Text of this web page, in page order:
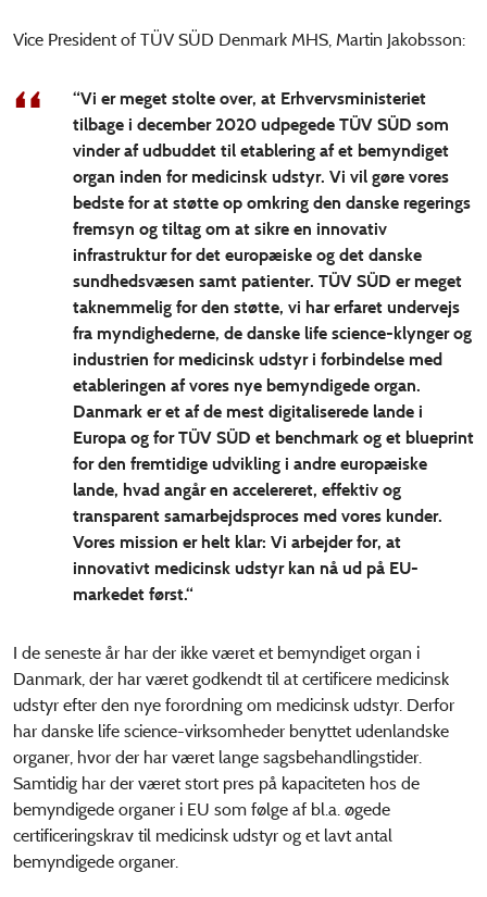
Vice President of TÜV SÜD Denmark MHS, Martin Jakobsson:
“Vi er meget stolte over, at Erhvervsministeriet
tilbage i december 2020 udpegede TÜV SÜD som
vinder af udbuddet til etablering af et bemyndiget
organ inden for medicinsk udstyr. Vi vil gøre vores
bedste for at støtte op omkring den danske regerings
fremsyn og tiltag om at sikre en innovativ
infrastruktur for det europæiske og det danske
sundhedsvæsen samt patienter. TÜV SÜD er meget
taknemmelig for den støtte, vi har erfaret undervejs
fra myndighederne, de danske life science-klynger og
industrien for medicinsk udstyr i forbindelse med
etableringen af vores nye bemyndigede organ.
Danmark er et af de mest digitaliserede lande i
Europa og for TÜV SÜD et benchmark og et blueprint
for den fremtidige udvikling i andre europæiske
lande, hvad angår en accelereret, effektiv og
transparent samarbejdsproces med vores kunder.
Vores mission er helt klar: Vi arbejder for, at
innovativt medicinsk udstyr kan nå ud på EU-
markedet først.“
I de seneste år har der ikke været et bemyndiget organ i
Danmark, der har været godkendt til at certificere medicinsk
udstyr efter den nye forordning om medicinsk udstyr. Derfor
har danske life science-virksomheder benyttet udenlandske
organer, hvor der har været lange sagsbehandlingstider.
Samtidig har der været stort pres på kapaciteten hos de
bemyndigede organer i EU som følge af bl.a. øgede
certificeringskrav til medicinsk udstyr og et lavt antal
bemyndigede organer.